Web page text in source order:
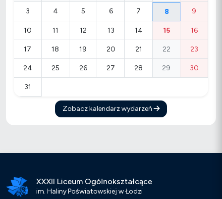
3 4 5 6 7 8 9
10 11 12 13 14 15 16
17 18 19 20 21 22 23
24 25 26 27 28 29 30
31
Zobacz kalendarz wydarzeń
XXXII Liceum Ogólnokształcące
im. Haliny Poświatowskiej w Łodzi